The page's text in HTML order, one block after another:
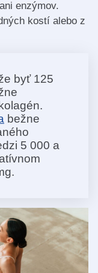
enzýmov.
kostí alebo z
byť 125
bežne
5 000 a